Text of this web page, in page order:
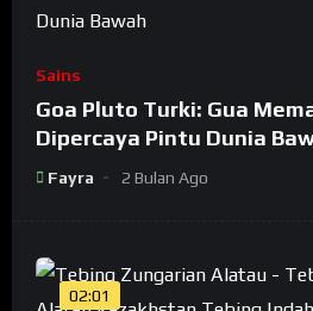
Sains
Goa Pluto Turki: Gua
Dipercaya Pintu Dunia
Fayra 2 Bulan Ago
02:01